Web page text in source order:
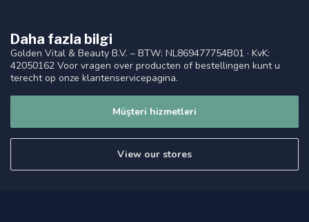
Daha fazla bilgi
Golden Vital & Beauty B.V. – BTW: NL869477754B01 · KvK:
42050162 Voor vragen over producten of bestellingen kunt u
terecht op onze klantenservicepagina.
Müşteri hizmetleri
View our stores